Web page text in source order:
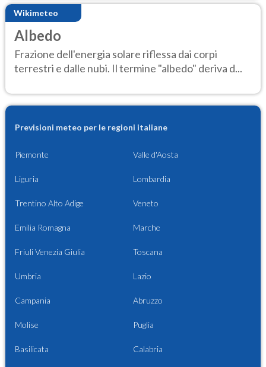
Wikimeteo
Albedo
Frazione dell'energia solare riflessa dai corpi
terrestri e dalle nubi. Il termine "albedo" deriva d...
Previsioni meteo per le regioni italiane
Piemonte Valle d'Aosta
Liguria Lombardia
Trentino Alto Adige Veneto
Emilia Romagna Marche
Friuli Venezia Giulia Toscana
Umbria Lazio
Campania Abruzzo
Molise Puglia
Basilicata Calabria